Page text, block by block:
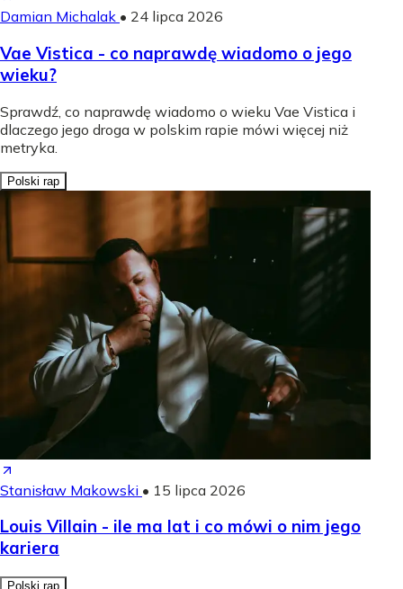
Damian Michalak • 24 lipca 2026
Vae Vistica - co naprawdę wiadomo o jego
wieku?
Sprawdź, co naprawdę wiadomo o wieku Vae Vistica i
dlaczego jego droga w polskim rapie mówi więcej niż
metryka.
Polski rap
Stanisław Makowski • 15 lipca 2026
Louis Villain - ile ma lat i co mówi o nim jego
kariera
Polski rap